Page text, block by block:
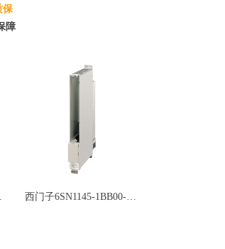
保
障
模块 西门子6SN1145-1BB00-0FA1模块-销售西门子模块